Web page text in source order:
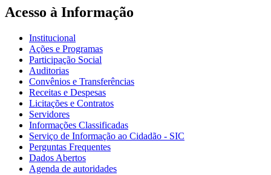
Acesso à Informação
Institucional
Ações e Programas
Participação Social
Auditorias
Convênios e Transferências
Receitas e Despesas
Licitações e Contratos
Servidores
Informações Classificadas
Serviço de Informação ao Cidadão - SIC
Perguntas Frequentes
Dados Abertos
Agenda de autoridades